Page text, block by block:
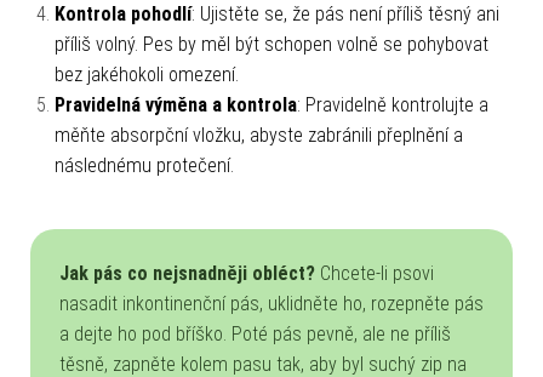
Kontrola pohodlí: Ujistěte se, že pás není příliš těsný ani
příliš volný. Pes by měl být schopen volně se pohybovat
bez jakéhokoli omezení.
Pravidelná výměna a kontrola: Pravidelně kontrolujte a
měňte absorpční vložku, abyste zabránili přeplnění a
následnému protečení.
Jak pás co nejsnadněji obléct? Chcete-li psovi
nasadit inkontinenční pás, uklidněte ho, rozepněte pás
a dejte ho pod bříško. Poté pás pevně, ale ne příliš
těsně, zapněte kolem pasu tak, aby byl suchý zip na